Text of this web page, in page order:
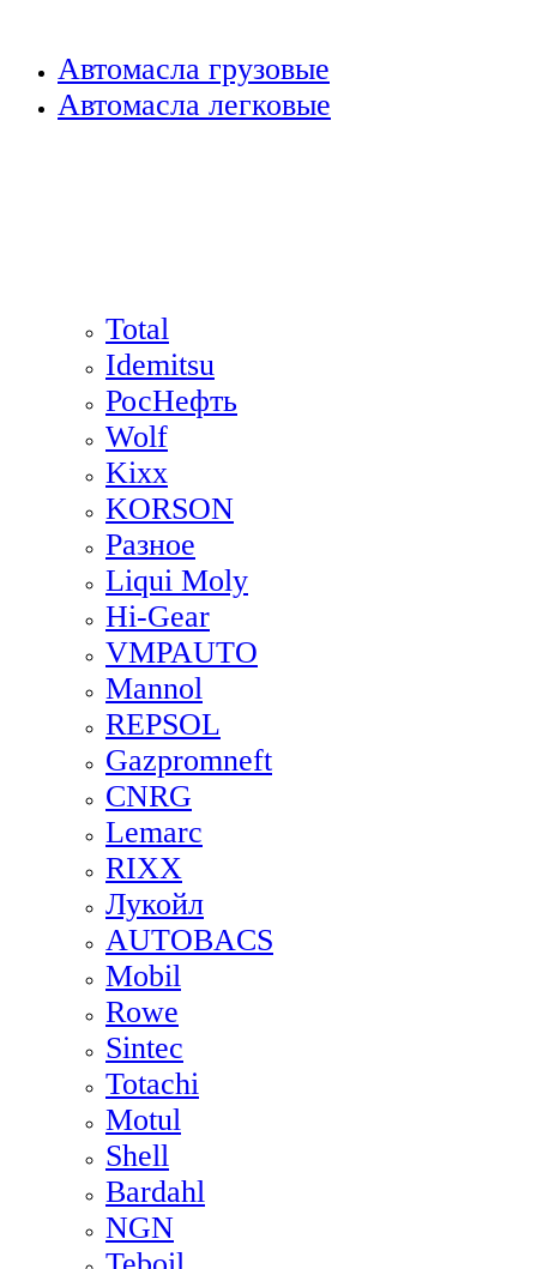
Автомасла грузовые
Автомасла легковые
Total
Idemitsu
РосНефть
Wolf
Kixx
KORSON
Разное
Liqui Moly
Hi-Gear
VMPAUTO
Mannol
REPSOL
Gazpromneft
CNRG
Lemarc
RIXX
Лукойл
AUTOBACS
Mobil
Rowe
Sintec
Totachi
Motul
Shell
Bardahl
NGN